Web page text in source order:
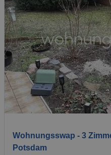
Wohnungsswap - 3
Potsdam